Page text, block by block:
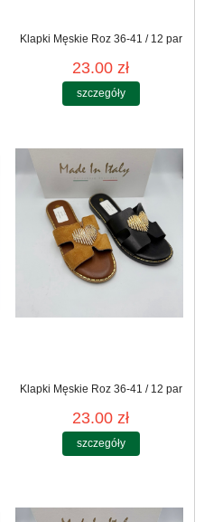
Klapki Męskie Roz 36-41 / 12 par
23.00 zł
szczegóły
Klapki Męskie Roz 36-41 / 12 par
23.00 zł
szczegóły